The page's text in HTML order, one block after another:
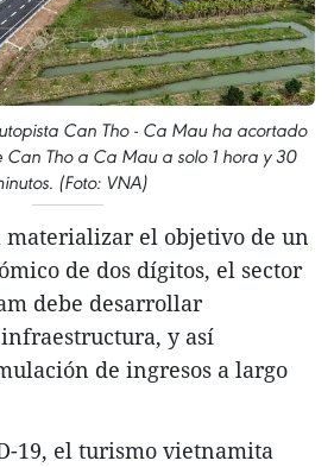
Can Tho - Ca Mau ha acortado
Tho a Ca Mau a solo 1 hora y 30
(Foto: VNA)
materializar el objetivo de un
de dos dígitos, el sector
debe desarrollar
y así
de ingresos a largo
19, el turismo vietnamita